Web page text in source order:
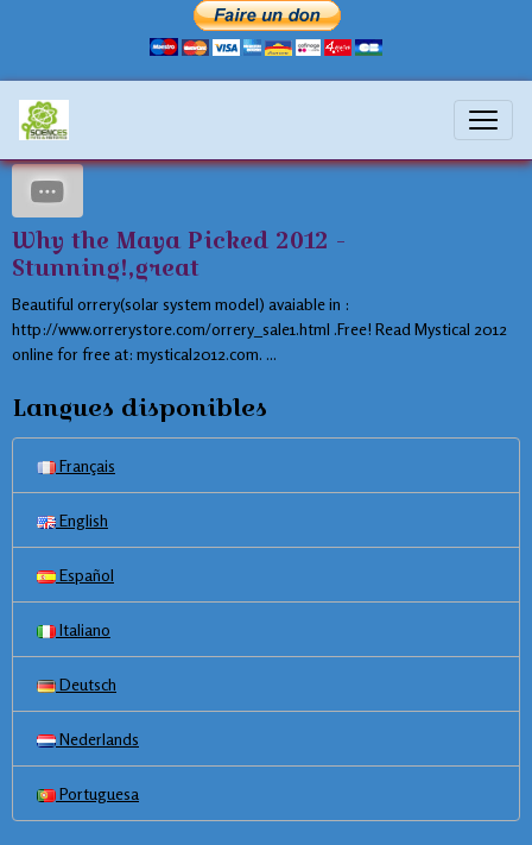
calendar
Why the Maya Picked 2012 -
Stunning!,great
Beautiful orrery(solar system model) avaiable in :
http://www.orrerystore.com/orrery_sale1.html .Free! Read Mystical 2012
online for free at: mystical2012.com. ...
Langues disponibles
Français
English
Español
Italiano
Deutsch
Nederlands
Portuguesa